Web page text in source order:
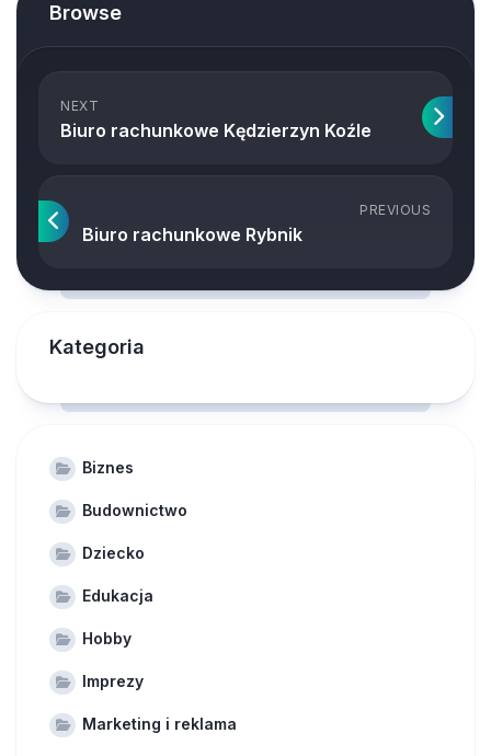
Browse
NEXT
Biuro rachunkowe Kędzierzyn Koźle
PREVIOUS
Biuro rachunkowe Rybnik
Kategoria
Biznes
Budownictwo
Dziecko
Edukacja
Hobby
Imprezy
Marketing i reklama